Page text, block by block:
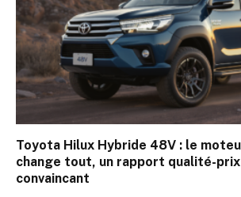
Toyota Hilux Hybride 48V : le
change tout, un rapport qualité-
convaincant